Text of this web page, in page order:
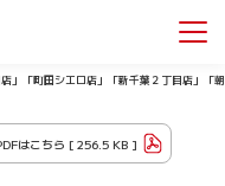
」「町田シエロ店」「新千葉２丁目店」「
はこちら [256.5 KB ]